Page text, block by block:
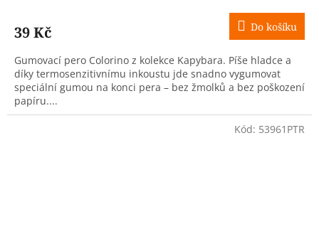
39 Kč Do košíku
Gumovací pero Colorino z kolekce Kapybara. Píše hladce a
díky termosenzitivnímu inkoustu jde snadno vygumovat
speciální gumou na konci pera – bez žmolků a bez poškození
papíru....
Kód: 53961PTR